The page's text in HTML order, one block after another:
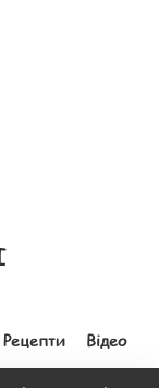
Рецепти
Відео